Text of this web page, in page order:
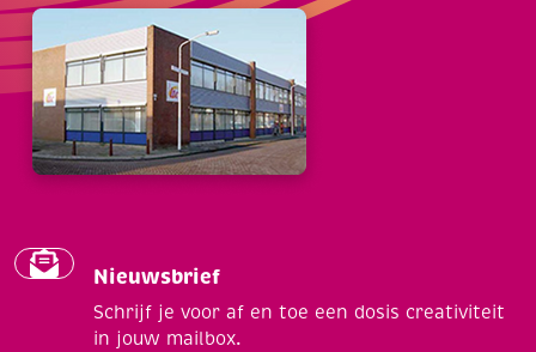
Nieuwsbrief
Schrijf je voor af en toe een dosis creativiteit
in jouw mailbox.